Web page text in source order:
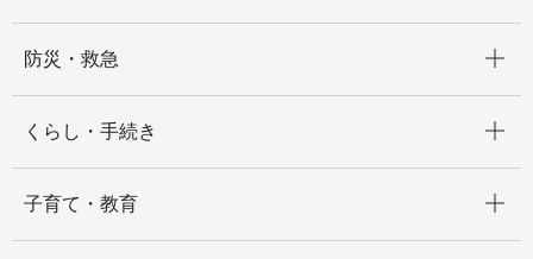
防災・救急
くらし・手続き
子育て・教育